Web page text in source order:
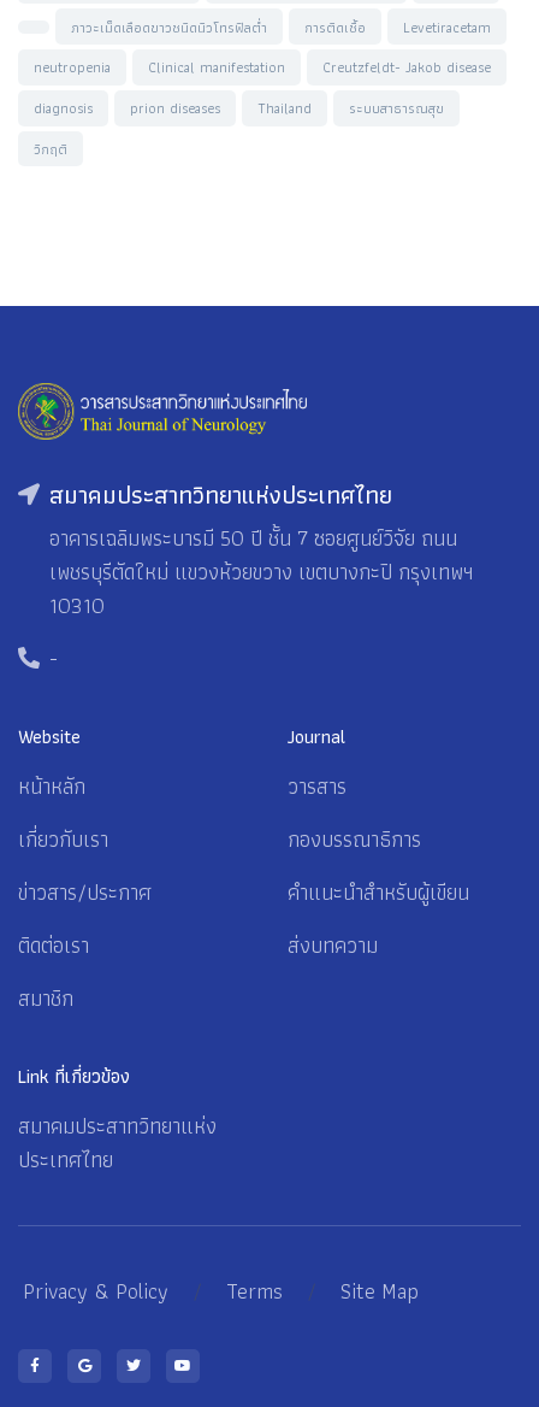
ภาวะเม็ดเลือดขาวชนิดนิวโทรฟิลต่ำ
การติดเชื้อ
Levetiracetam
neutropenia
Clinical manifestation
Creutzfeldt- Jakob disease
diagnosis
prion diseases Thailand
ระบบสาธารณสุข
วิกฤติ
สมาคมประสาทวิทยาแห่งประเทศไทย
อาคารเฉลิมพระบารมี 50 ปี ชั้น 7 ซอยศูนย์วิจัย ถนน
เพชรบุรีตัดใหม่ แขวงห้วยขวาง เขตบางกะปิ กรุงเทพฯ
10310
-
Website
หน้าหลัก
เกี่ยวกับเรา
ข่าวสาร/ประกาศ
ติดต่อเรา
สมาชิก
Journal
วารสาร
กองบรรณาธิการ
คำแนะนำสำหรับผู้เขียน
ส่งบทความ
Link ที่เกี่ยวข้อง
สมาคมประสาทวิทยาแห่ง
ประเทศไทย
Privacy & Policy / Terms / Site Map